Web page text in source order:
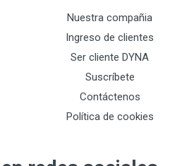
Nuestra compañia
Ingreso de clientes
Ser cliente DYNA
Suscríbete
Contáctenos
Política de cookies